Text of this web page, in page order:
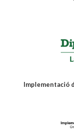
Implementació